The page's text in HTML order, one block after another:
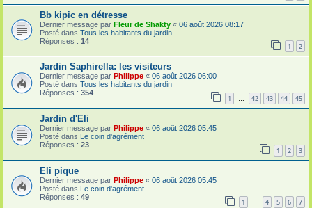
Bb kipic en détresse
Dernier message par Fleur de Shakty « 06 août 2026 08:17
Posté dans Tous les habitants du jardin
Réponses : 14
1 2
Jardin Saphirella: les visiteurs
Dernier message par Philippe « 06 août 2026 06:00
Posté dans Tous les habitants du jardin
Réponses : 354
1 … 42 43 44 45
Jardin d'Eli
Dernier message par Philippe « 06 août 2026 05:45
Posté dans Le coin d'agrément
Réponses : 23
1 2 3
Eli pique
Dernier message par Philippe « 06 août 2026 05:45
Posté dans Le coin d'agrément
Réponses : 49
1 4 5 6 7